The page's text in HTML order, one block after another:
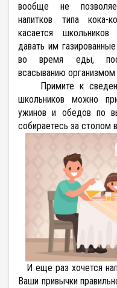
вообще не
напитков типа
касается школьников
давать им
во время еды,
всасыванию
Примите к
школьников можно
ужинов и обедов по
собираетесь за столом
И еще раз хочется
Ваши привычки